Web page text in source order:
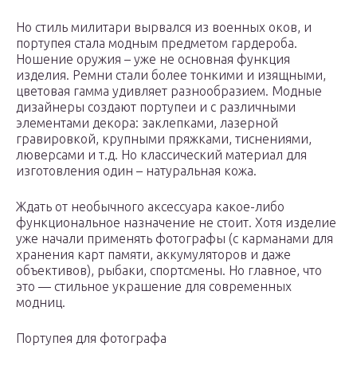
Но стиль милитари вырвался из военных оков, и
портупея стала модным предметом гардероба.
Ношение оружия – уже не основная функция
изделия. Ремни стали более тонкими и изящными,
цветовая гамма удивляет разнообразием. Модные
дизайнеры создают портупеи и с различными
элементами декора: заклепками, лазерной
гравировкой, крупными пряжками, тиснениями,
люверсами и т.д. Но классический материал для
изготовления один – натуральная кожа.
Ждать от необычного аксессуара какое-либо
функциональное назначение не стоит. Хотя изделие
уже начали применять фотографы (с карманами для
хранения карт памяти, аккумуляторов и даже
объективов), рыбаки, спортсмены. Но главное, что
это — стильное украшение для современных
модниц.
Портупея для фотографа